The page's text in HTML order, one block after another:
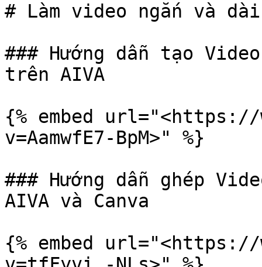
# Làm video ngắn và
### Hướng dẫn tạo
trên AIVA
{% embed url="<https://
v=AamwfE7-BpM>" %}
### Hướng dẫn ghép
AIVA và Canva
{% embed url="<https://